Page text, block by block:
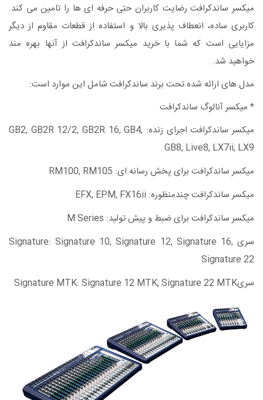
میکسر ساندکرافت رضایت کاربران حتی حرفه ای ها را تامین می کند.
کاربری ساده، انعطاف پذیری بالا و استفاده از قطعات مقاوم از دیگر
مزایایی است که شما با خرید میکسر ساندکرافت از آنها بهره مند
خواهید شد.
مدل های ارائه شده تحت برند ساندکرافت شامل این موارد است:
* میکسر آنالوگ ساندکرافت
میکسر ساندکرافت اجرای زنده: GB2, GB2R 12/2, GB2R 16, GB4,
GB8, Live8, LX7ii, LX9
میکسر ساندکرافت برای پخش رسانه ای: RM100, RM105
میکسر ساندکرافت چندمنظوره: EFX, EPM, FX16ii
میکسر ساندکرافت برای ضبط و پیش تولید: M Series
سری Signature: Signature 10, Signature 12, Signature 16,
Signature 22
سریSignature MTK: Signature 12 MTK, Signature 22 MTK